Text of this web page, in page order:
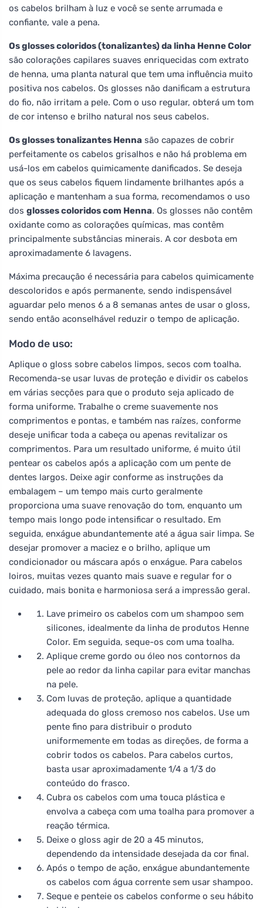
os cabelos brilham à luz e você se sente arrumada e
confiante, vale a pena.
Os glosses coloridos (tonalizantes) da linha Henne Color
são colorações capilares suaves enriquecidas com extrato
de henna, uma planta natural que tem uma influência muito
positiva nos cabelos. Os glosses não danificam a estrutura
do fio, não irritam a pele. Com o uso regular, obterá um tom
de cor intenso e brilho natural nos seus cabelos.
Os glosses tonalizantes Henna são capazes de cobrir
perfeitamente os cabelos grisalhos e não há problema em
usá-los em cabelos quimicamente danificados. Se deseja
que os seus cabelos fiquem lindamente brilhantes após a
aplicação e mantenham a sua forma, recomendamos o uso
dos glosses coloridos com Henna. Os glosses não contêm
oxidante como as colorações químicas, mas contêm
principalmente substâncias minerais. A cor desbota em
aproximadamente 6 lavagens.
Máxima precaução é necessária para cabelos quimicamente
descoloridos e após permanente, sendo indispensável
aguardar pelo menos 6 a 8 semanas antes de usar o gloss,
sendo então aconselhável reduzir o tempo de aplicação.
Modo de uso:
Aplique o gloss sobre cabelos limpos, secos com toalha.
Recomenda-se usar luvas de proteção e dividir os cabelos
em várias secções para que o produto seja aplicado de
forma uniforme. Trabalhe o creme suavemente nos
comprimentos e pontas, e também nas raízes, conforme
deseje unificar toda a cabeça ou apenas revitalizar os
comprimentos. Para um resultado uniforme, é muito útil
pentear os cabelos após a aplicação com um pente de
dentes largos. Deixe agir conforme as instruções da
embalagem – um tempo mais curto geralmente
proporciona uma suave renovação do tom, enquanto um
tempo mais longo pode intensificar o resultado. Em
seguida, enxágue abundantemente até a água sair limpa. Se
desejar promover a maciez e o brilho, aplique um
condicionador ou máscara após o enxágue. Para cabelos
loiros, muitas vezes quanto mais suave e regular for o
cuidado, mais bonita e harmoniosa será a impressão geral.
Lave primeiro os cabelos com um shampoo sem
silicones, idealmente da linha de produtos Henne
Color. Em seguida, seque-os com uma toalha.
Aplique creme gordo ou óleo nos contornos da
pele ao redor da linha capilar para evitar manchas
na pele.
Com luvas de proteção, aplique a quantidade
adequada do gloss cremoso nos cabelos. Use um
pente fino para distribuir o produto
uniformemente em todas as direções, de forma a
cobrir todos os cabelos. Para cabelos curtos,
basta usar aproximadamente 1/4 a 1/3 do
conteúdo do frasco.
Cubra os cabelos com uma touca plástica e
envolva a cabeça com uma toalha para promover a
reação térmica.
Deixe o gloss agir de 20 a 45 minutos,
dependendo da intensidade desejada da cor final.
Após o tempo de ação, enxágue abundantemente
os cabelos com água corrente sem usar shampoo.
Seque e penteie os cabelos conforme o seu hábito